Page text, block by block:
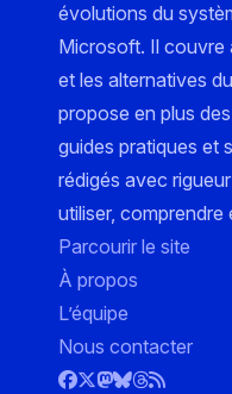
évolutions du
Microsoft. Il couvre
et les alternatives
propose en plus
guides pratiques et
rédigés avec
utiliser, comprendre
Parcourir le site
À propos
L’équipe
Nous contacter